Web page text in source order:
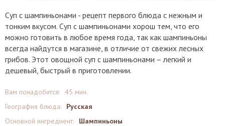
Суп с шампиньонами - рецепт первого блюда с нежным и
тонким вкусом. Суп с шампиньонами хорош тем, что его
можно готовить в любое время года, так как шампиньоны
всегда найдутся в магазине, в отличие от свежих лесных
грибов. Этот овощной суп с шампиньонами – легкий и
дешевый, быстрый в приготовлении.
Вам понадобится: 45 мин.
География блюда:
Русская
Основной ингредиент:
Шампиньоны